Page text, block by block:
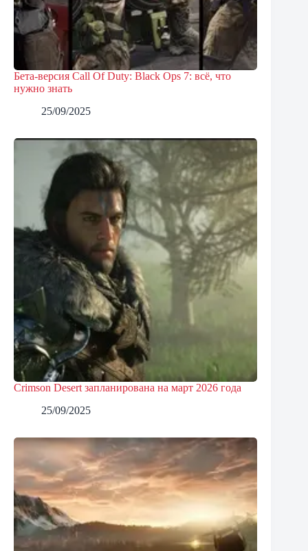
Бета-версия Call Of Duty: Black Ops 7: всё, что
нужно знать
25/09/2025
Crimson Desert запланирована на март 2026 года
25/09/2025